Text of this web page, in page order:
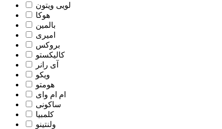
لویی ویتون
هوکا
بالمین
امیری
بروکس
کالیکستو
آی رانر
ویکو
هومتو
ام ام وای
ساکونی
کلمبیا
ولنتینو